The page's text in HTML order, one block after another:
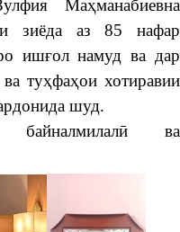
Маҳманабиевна
зиёда аз 85 нафар
ишғол намуд ва дар
туҳфаҳои хотиравии
шуд.
байналмилалӣ ва